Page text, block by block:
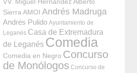
Sierra AMOI Andrés Madruga
Andrés Pulido Ayuntamiento de
Leganés Casa de Extremadura
de Leganés Comedia
Comedia en Negro Concurso
de Monólogos Concurso de